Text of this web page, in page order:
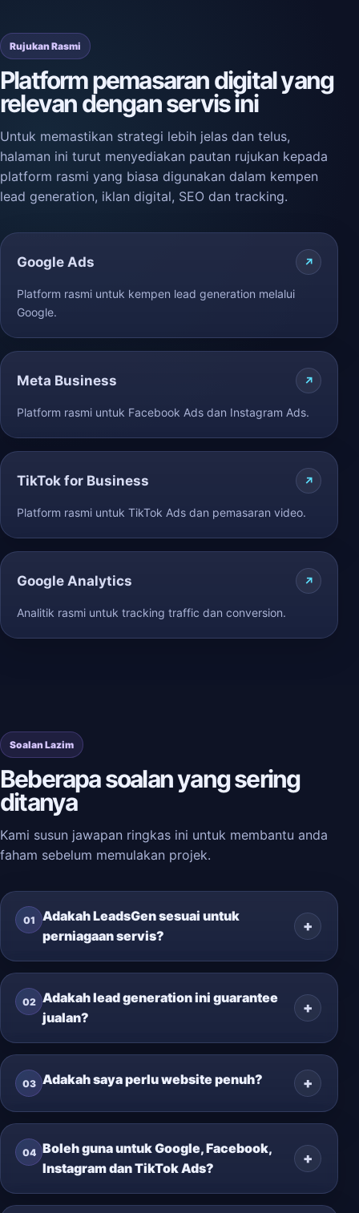
Rujukan Rasmi
Platform pemasaran digital yang
relevan dengan servis ini
Untuk memastikan strategi lebih jelas dan telus,
halaman ini turut menyediakan pautan rujukan kepada
platform rasmi yang biasa digunakan dalam kempen
lead generation, iklan digital, SEO dan tracking.
Google Ads
Platform rasmi untuk kempen lead generation melalui
Google.
Meta Business
Platform rasmi untuk Facebook Ads dan Instagram Ads.
TikTok for Business
Platform rasmi untuk TikTok Ads dan pemasaran video.
Google Analytics
Analitik rasmi untuk tracking traffic dan conversion.
Soalan Lazim
Beberapa soalan yang sering
ditanya
Kami susun jawapan ringkas ini untuk membantu anda
faham sebelum memulakan projek.
01
Adakah LeadsGen sesuai untuk
perniagaan servis?
02 Adakah lead generation ini guarantee
jualan?
03 Adakah saya perlu website penuh?
04 Boleh guna untuk Google, Facebook,
Instagram dan TikTok Ads?